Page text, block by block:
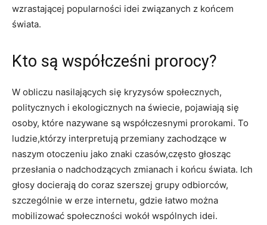
wzrastającej popularności ​idei związanych z końcem
‍świata.
Kto są współcześni prorocy?
W⁣ obliczu nasilających ⁢się kryzysów społecznych,
politycznych i ekologicznych na świecie, pojawiają się
osoby, które nazywane są współczesnymi prorokami.‌ To
ludzie,którzy interpretują⁣ przemiany zachodzące w
naszym otoczeniu jako znaki czasów,często głosząc
przesłania o nadchodzących zmianach i końcu świata. Ich
głosy docierają do ‌coraz szerszej grupy ⁣odbiorców,
szczególnie w erze internetu, gdzie łatwo‍ można
mobilizować społeczności ⁢wokół wspólnych idei.